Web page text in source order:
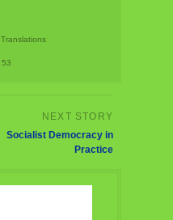
Translations
53
Socialist Democracy in
Practice